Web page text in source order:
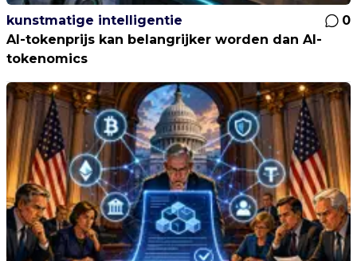
kunstmatige intelligentie
0
AI-tokenprijs kan belangrijker worden dan AI-
tokenomics